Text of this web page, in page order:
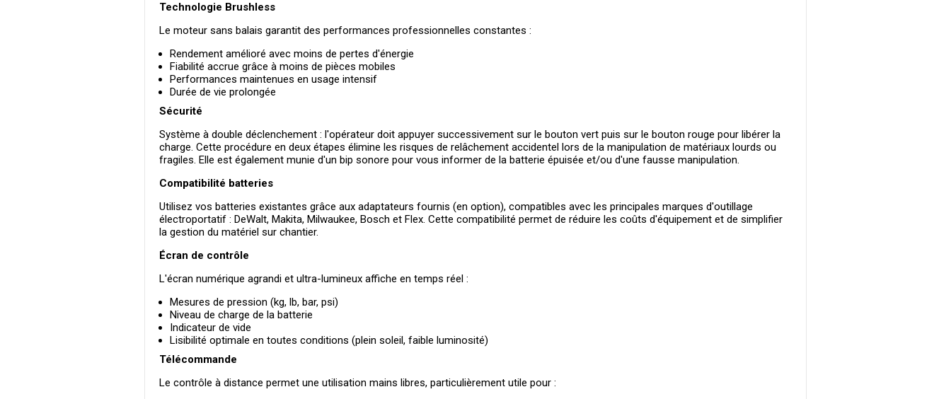
Technologie Brushless
Le moteur sans balais garantit des performances professionnelles constantes :
Rendement amélioré avec moins de pertes d'énergie
Fiabilité accrue grâce à moins de pièces mobiles
Performances maintenues en usage intensif
Durée de vie prolongée
Sécurité
Système à double déclenchement : l'opérateur doit appuyer successivement sur le bouton vert puis sur le bouton rouge pour libérer la
charge. Cette procédure en deux étapes élimine les risques de relâchement accidentel lors de la manipulation de matériaux lourds ou
fragiles. Elle est également munie d'un bip sonore pour vous informer de la batterie épuisée et/ou d'une fausse manipulation.
Compatibilité batteries
Utilisez vos batteries existantes grâce aux adaptateurs fournis (en option), compatibles avec les principales marques d'outillage
électroportatif : DeWalt, Makita, Milwaukee, Bosch et Flex. Cette compatibilité permet de réduire les coûts d'équipement et de simplifier
la gestion du matériel sur chantier.
Écran de contrôle
L'écran numérique agrandi et ultra-lumineux affiche en temps réel :
Mesures de pression (kg, lb, bar, psi)
Niveau de charge de la batterie
Indicateur de vide
Lisibilité optimale en toutes conditions (plein soleil, faible luminosité)
Télécommande
Le contrôle à distance permet une utilisation mains libres, particulièrement utile pour :